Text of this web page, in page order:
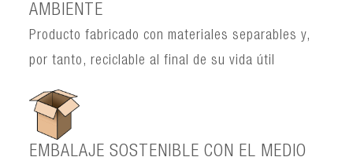
AMBIENTE
Producto fabricado con materiales separables y,
por tanto, reciclable al final de su vida útil
EMBALAJE SOSTENIBLE CON EL MEDIO